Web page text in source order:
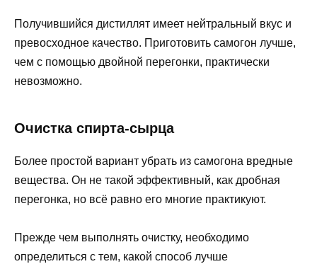
Получившийся дистиллят имеет нейтральный вкус и
превосходное качество. Приготовить самогон лучше,
чем с помощью двойной перегонки, практически
невозможно.
Очистка спирта-сырца
Более простой вариант убрать из самогона вредные
вещества. Он не такой эффективный, как дробная
перегонка, но всё равно его многие практикуют.
Прежде чем выполнять очистку, необходимо
определиться с тем, какой способ лучше